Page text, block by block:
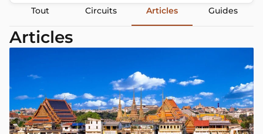
Tout Circuits Articles Guides
Articles